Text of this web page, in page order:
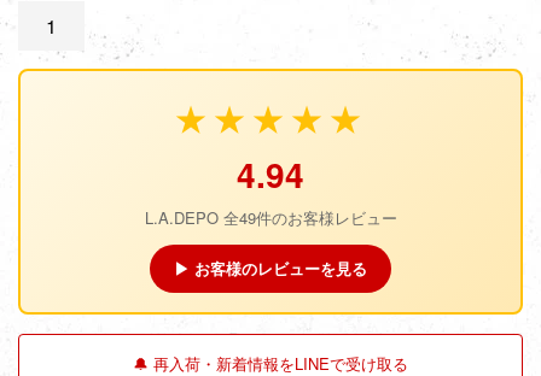
★★★★★
4.94
L.A.DEPO 全49件のお客様レビュー
▶ お客様のレビューを見る
🔔 再入荷・新着情報をLINEで受け取る